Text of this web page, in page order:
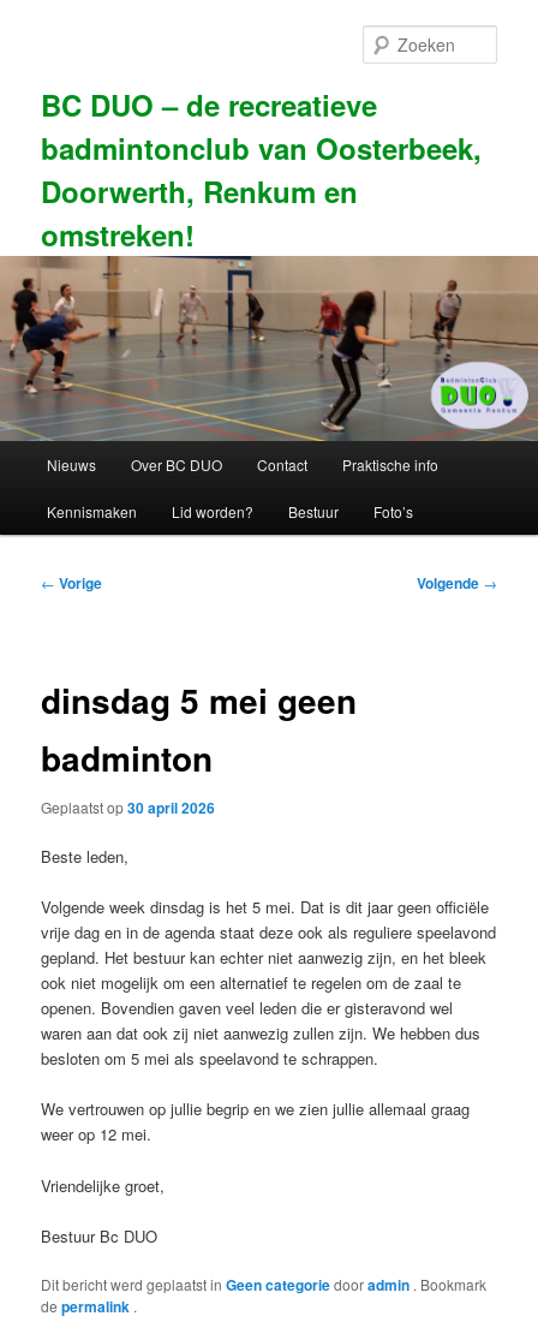
inhoudBC DUO – de recreatieve
badmintonclub van Oosterbeek,
Doorwerth, Renkum en
omstreken!
Nieuws Over BC DUO Contact Praktische info
Kennismaken Lid worden? Bestuur Foto’s
Bericht
← Vorige Volgende →
dinsdag 5 mei geen
badminton
Geplaatst op30 april 2026
Beste leden,
Volgende week dinsdag is het 5 mei. Dat is dit jaar geen officiële
vrije dag en in de agenda staat deze ook als reguliere speelavond
gepland. Het bestuur kan echter niet aanwezig zijn, en het bleek
ook niet mogelijk om een alternatief te regelen om de zaal te
openen. Bovendien gaven veel leden die er gisteravond wel
waren aan dat ook zij niet aanwezig zullen zijn. We hebben dus
besloten om 5 mei als speelavond te schrappen.
We vertrouwen op jullie begrip en we zien jullie allemaal graag
weer op 12 mei.
Vriendelijke groet,
Bestuur Bc DUO
Dit bericht werd geplaatst inGeen categoriedooradmin . Bookmark
depermalink .